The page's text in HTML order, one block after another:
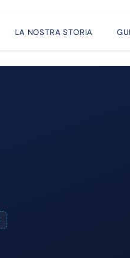
LA NOSTRA STORIA